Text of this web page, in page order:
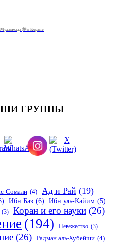
Упоминание имени нашего любимого пророка Мухаммада ﷺ в Коране
ГРУППЫ
Сомали (4) Ад и Рай (19)
Ибн Баз (6) Ибн уль-Кайим (5)
(3) Коран и его науки (26)
(194) Невежество (3)
(26) Радман аль-Хубейши (4)